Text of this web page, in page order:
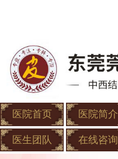
医院首页 医院简介
医生团队 在线咨询